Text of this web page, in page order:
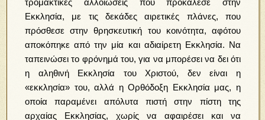
τρομακτικές αλλοιώσεις που προκάλεσε στην
Εκκλησία, με τις δεκάδες αιρετικές πλάνες, που
πρόσθεσε στην θρησκευτική του κοινότητα, αφότου
αποκόπηκε από την μία και αδιαίρετη Εκκλησία. Να
ταπεινώσει το φρόνημά του, για να μπορέσει να δει ότι
η αληθινή Εκκλησία του Χριστού, δεν είναι η
«εκκλησία» του, αλλά η Ορθόδοξη Εκκλησία μας, η
οποία παραμένει απόλυτα πιστή στην πίστη της
αρχαίας Εκκλησίας, χωρίς να αφαιρέσει και να